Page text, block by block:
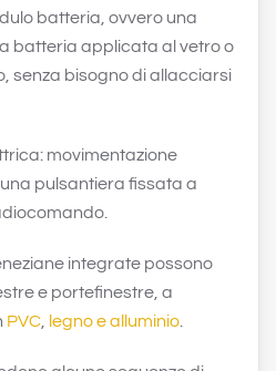
batteria, ovvero una
batteria applicata al vetro o
senza bisogno di allacciarsi
movimentazione
una pulsantiera fissata a
integrate possono
e portefinestre, a
PVC, legno e alluminio.